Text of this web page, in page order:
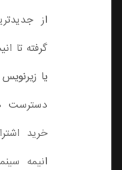
از
گرفته تا
یا
دسترست
خرید
انیمه